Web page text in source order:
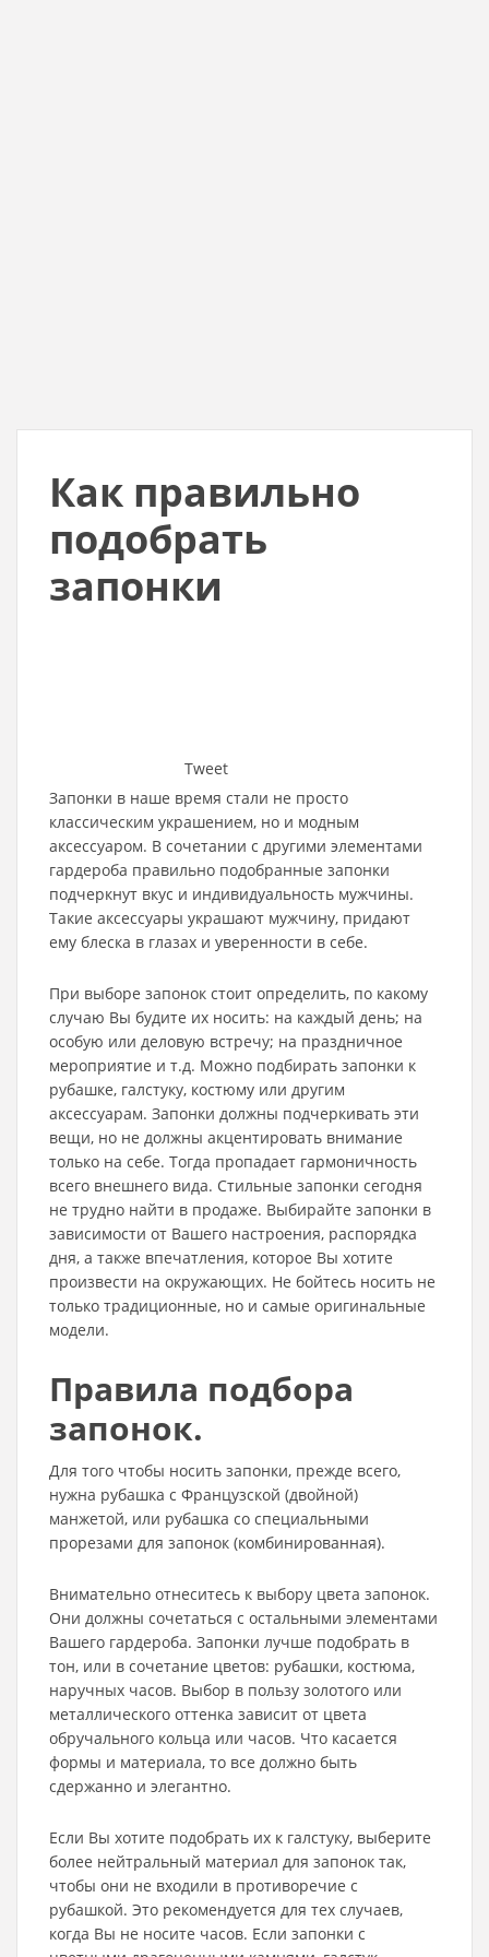
Как правильно
подобрать
запонки
Tweet
Запонки в наше время стали не просто
классическим украшением, но и модным
аксессуаром. В сочетании с другими элементами
гардероба правильно подобранные запонки
подчеркнут вкус и индивидуальность мужчины.
Такие аксессуары украшают мужчину, придают
ему блеска в глазах и уверенности в себе.
При выборе запонок стоит определить, по какому
случаю Вы будите их носить: на каждый день; на
особую или деловую встречу; на праздничное
мероприятие и т.д. Можно подбирать запонки к
рубашке, галстуку, костюму или другим
аксессуарам. Запонки должны подчеркивать эти
вещи, но не должны акцентировать внимание
только на себе. Тогда пропадает гармоничность
всего внешнего вида. Стильные запонки сегодня
не трудно найти в продаже. Выбирайте запонки в
зависимости от Вашего настроения, распорядка
дня, а также впечатления, которое Вы хотите
произвести на окружающих. Не бойтесь носить не
только традиционные, но и самые оригинальные
модели.
Правила подбора
запонок.
Для того чтобы носить запонки, прежде всего,
нужна рубашка с Французской (двойной)
манжетой, или рубашка со специальными
прорезами для запонок (комбинированная).
Внимательно отнеситесь к выбору цвета запонок.
Они должны сочетаться с остальными элементами
Вашего гардероба. Запонки лучше подобрать в
тон, или в сочетание цветов: рубашки, костюма,
наручных часов. Выбор в пользу золотого или
металлического оттенка зависит от цвета
обручального кольца или часов. Что касается
формы и материала, то все должно быть
сдержанно и элегантно.
Если Вы хотите подобрать их к галстуку, выберите
более нейтральный материал для запонок так,
чтобы они не входили в противоречие с
рубашкой. Это рекомендуется для тех случаев,
когда Вы не носите часов. Если запонки с